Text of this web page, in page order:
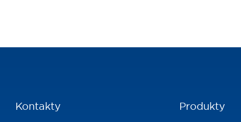
Kontakty Produkty